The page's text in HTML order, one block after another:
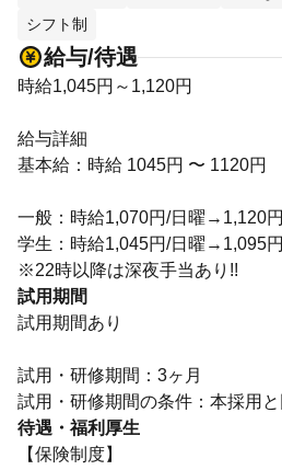
シフト制
給与/待遇
時給1,045円～1,120円
給与詳細
基本給：時給 1045円 〜 1120円
一般：時給1,070円/日曜→1,120円
学生：時給1,045円/日曜→1,095円
※22時以降は深夜手当あり!!
試用期間
試用期間あり
試用・研修期間：3ヶ月
待遇・福利厚生
【保険制度】